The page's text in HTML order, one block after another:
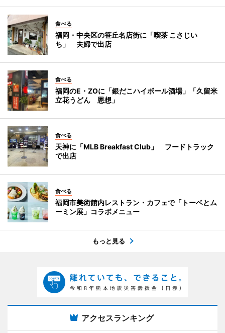
食べる
福岡・中央区の笹丘名店街に「喫茶 こさじい
ち」 夫婦で出店
食べる
福岡のE・ZOに「銀だこハイボール酒場」「久留米
立花うどん 恩想」
食べる
天神に「MLB Breakfast Club」 フードトラック
で出店
食べる
福岡市美術館内レストラン・カフェで「トーベとム
ーミン展」コラボメニュー
もっと見る
アクセスランキング